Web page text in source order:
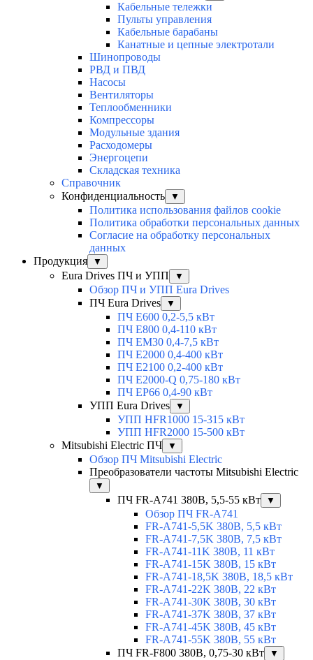
Кабельные тележки
Пульты управления
Кабельные барабаны
Канатные и цепные электротали
Шинопроводы
РВД и ПВД
Насосы
Вентиляторы
Теплообменники
Компрессоры
Модульные здания
Расходомеры
Энергоцепи
Складская техника
Справочник
Конфиденциальность
▼
Политика использования файлов cookie
Политика обработки персональных данных
Согласие на обработку персональных
данных
Продукция
▼
Eura Drives ПЧ и УПП ▼
Обзор ПЧ и УПП Eura Drives
ПЧ Eura Drives
▼
ПЧ E600 0,2-5,5 кВт
ПЧ E800 0,4-110 кВт
ПЧ EM30 0,4-7,5 кВт
ПЧ E2000 0,4-400 кВт
ПЧ E2100 0,2-400 кВт
ПЧ E2000-Q 0,75-180 кВт
ПЧ EP66 0,4-90 кВт
УПП Eura Drives
▼
УПП HFR1000 15-315 кВт
УПП HFR2000 15-500 кВт
Mitsubishi Electric ПЧ
▼
Обзор ПЧ Mitsubishi Electric
Преобразователи частоты Mitsubishi Electric
▼
ПЧ FR-A741 380В, 5,5-55 кВт ▼
Обзор ПЧ FR-A741
FR-A741-5,5K 380В, 5,5 кВт
FR-A741-7,5K 380В, 7,5 кВт
FR-A741-11K 380В, 11 кВт
FR-A741-15K 380В, 15 кВт
FR-A741-18,5K 380В, 18,5 кВт
FR-A741-22K 380В, 22 кВт
FR-A741-30K 380В, 30 кВт
FR-A741-37K 380В, 37 кВт
FR-A741-45K 380В, 45 кВт
FR-A741-55K 380В, 55 кВт
ПЧ FR-F800 380В, 0,75-30 кВт
▼